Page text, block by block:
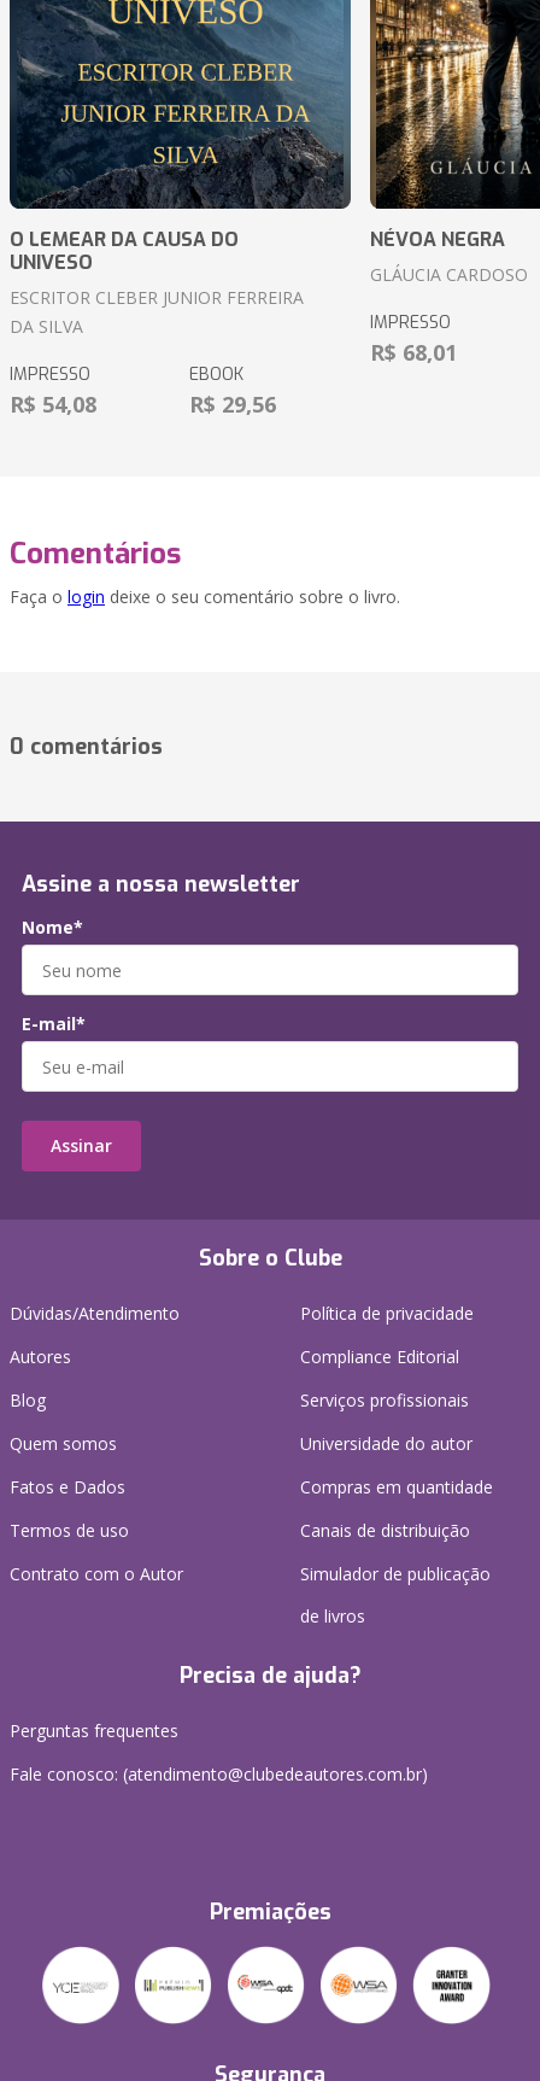
O LEMEAR DA CAUSA DO
UNIVESO
ESCRITOR CLEBER JUNIOR FERREIRA
DA SILVA
IMPRESSO
R$ 54,08
EBOOK
R$ 29,56
NÉVOA NEGRA
GLÁUCIA CARDOSO
IMPRESSO
R$ 68,01
Comentários
Faça o login deixe o seu comentário sobre o livro.
0 comentários
Sobre o Clube
Dúvidas/Atendimento
Autores
Blog
Quem somos
Fatos e Dados
Termos de uso
Contrato com o Autor
Política de privacidade
Compliance Editorial
Serviços profissionais
Universidade do autor
Compras em quantidade
Canais de distribuição
Simulador de publicação
de livros
Precisa de ajuda?
Perguntas frequentes
Fale conosco: (atendimento@clubedeautores.com.br)
Premiações
Assine a nossa newsletter
Nome*
E-mail*
Assinar